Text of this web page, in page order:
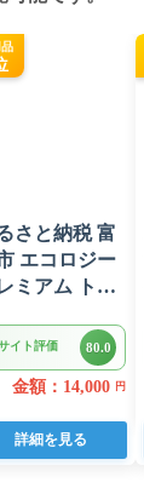
さと納税 富
エコロジー
ミアム トイ
ル 96ロール
品 人気
イト評価 80.0
金額：14,000 円
詳細を見る